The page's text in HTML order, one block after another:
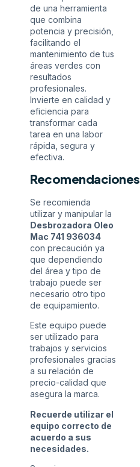
de una herramienta
que combina
potencia y precisión,
facilitando el
mantenimiento de tus
áreas verdes con
resultados
profesionales.
Invierte en calidad y
eficiencia para
transformar cada
tarea en una labor
rápida, segura y
efectiva.
Recomendaciones
Se recomienda
utilizar y manipular la
Desbrozadora Oleo
Mac 741 936034
con precaución ya
que dependiendo
del área y tipo de
trabajo puede ser
necesario otro tipo
de equipamiento.
Este equipo puede
ser utilizado para
trabajos y servicios
profesionales gracias
a su relación de
precio-calidad que
asegura la marca.
Recuerde utilizar el
equipo correcto de
acuerdo a sus
necesidades.